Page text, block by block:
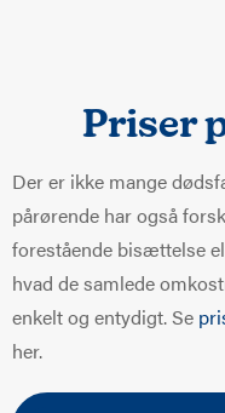
Priser
Der er ikke mange
pårørende har også
forestående bisættelse
hvad de samlede
enkelt og entydigt. Se
her.